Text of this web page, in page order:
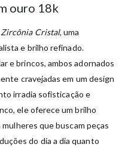
ouro 18k
Cristal, uma
e brilho refinado.
e brincos, ambos adornados
cravejadas em um design
irradia sofisticação e
ele oferece um brilho
que buscam peças
do dia a dia quanto